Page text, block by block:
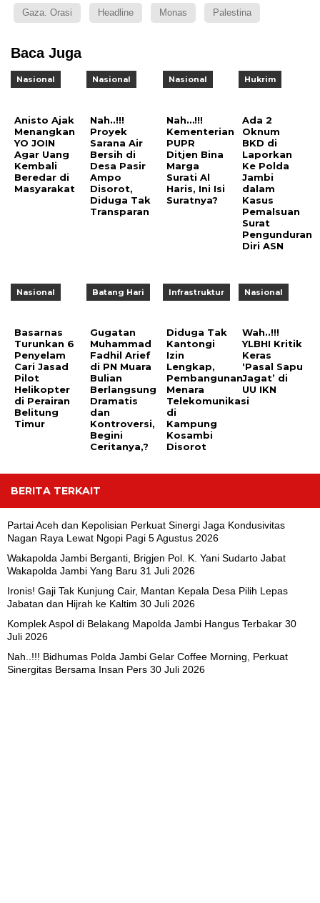
Gaza. Orasi Headline Monas Palestina
Baca Juga
Nasional
Anisto Ajak
Menangkan
YO JOIN
Agar Uang
Kembali
Beredar di
Masyarakat
Nasional
Nah..!!!
Proyek
Sarana Air
Bersih di
Desa Pasir
Ampo
Disorot,
Diduga Tak
Transparan
Nasional
Nah…!!!
Kementerian
PUPR
Ditjen Bina
Marga
Surati Al
Haris, Ini Isi
Suratnya?
Hukrim
Ada 2
Oknum
BKD di
Laporkan
Ke Polda
Jambi
dalam
Kasus
Pemalsuan
Surat
Pengunduran
Diri ASN
Nasional
Basarnas
Turunkan 6
Penyelam
Cari Jasad
Pilot
Helikopter
di Perairan
Belitung
Timur
Batang Hari
Gugatan
Muhammad
Fadhil Arief
di PN Muara
Bulian
Berlangsung
Dramatis
dan
Kontroversi,
Begini
Ceritanya,?
Infrastruktur
Diduga Tak
Kantongi
Izin
Lengkap,
Pembangunan
Menara
Telekomunikasi
di
Kampung
Kosambi
Disorot
Nasional
Wah..!!!
YLBHI Kritik
Keras
‘Pasal Sapu
Jagat’ di
UU IKN
BERITA TERKAIT
Partai Aceh dan Kepolisian Perkuat Sinergi Jaga Kondusivitas
Nagan Raya Lewat Ngopi Pagi 5 Agustus 2026
Wakapolda Jambi Berganti, Brigjen Pol. K. Yani Sudarto Jabat
Wakapolda Jambi Yang Baru 31 Juli 2026
Ironis! Gaji Tak Kunjung Cair, Mantan Kepala Desa Pilih Lepas
Jabatan dan Hijrah ke Kaltim 30 Juli 2026
Komplek Aspol di Belakang Mapolda Jambi Hangus Terbakar 30
Juli 2026
Nah..!!! Bidhumas Polda Jambi Gelar Coffee Morning, Perkuat
Sinergitas Bersama Insan Pers 30 Juli 2026